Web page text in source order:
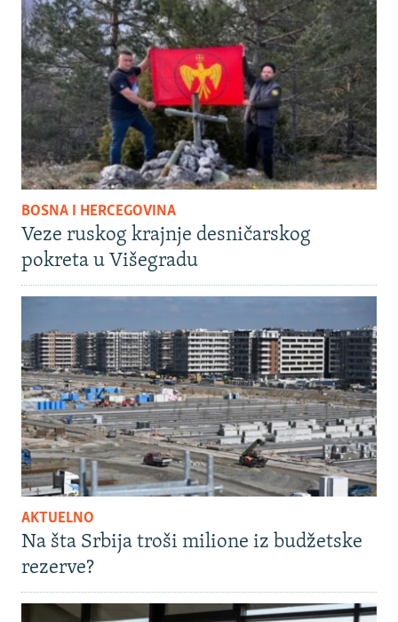
BOSNA I HERCEGOVINA
Veze ruskog krajnje desničarskog
pokreta u Višegradu
AKTUELNO
Na šta Srbija troši milione iz budžetske
rezerve?